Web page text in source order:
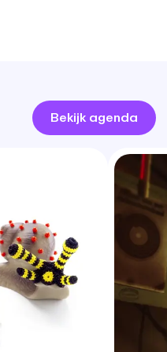
Bekijk agenda